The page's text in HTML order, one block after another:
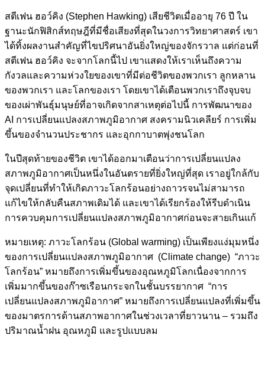
สตีเฟน ฮอว์คิง (Stephen Hawking) เสียชีวิตเมื่ออายุ 76 ปี ใน
ฐานะนักฟิสิกส์ทฤษฎีที่มีชื่อเสียงที่สุดในวงการวิทยาศาสตร์ เขา
ได้ทิ้งผลงานสำคัญที่ไขปริศนาอันยิ่งใหญ่ของจักรวาล แต่ก่อนที่
สตีเฟน ฮอว์คิง จะจากโลกนี้ไป เขาแสดงให้เราเห็นถึงความ
กังวลและความห่วงใยของเขาที่มีต่อชีวิตของพวกเรา ลูกหลาน
ของพวกเรา และโลกของเรา โดยเขาได้เตือนพวกเราถึงจุบจบ
ของเผ่าพันธุ์มนุษย์ที่อาจเกิดจากสาเหตุต่อไปนี้ การพัฒนาของ
AI การเปลี่ยนแปลงสภาพภูมิอากาศ สงครามนิวเคลียร์ การเพิ่ม
ขึ้นของจำนวนประชากร และอุกกาบาตพุ่งชนโลก
ในปีสุดท้ายของชีวิต เขาได้ออกมาเตือนว่าการเปลี่ยนแปลง
สภาพภูมิอากาศเป็นหนึ่งในอันตรายที่ยิ่งใหญ่ที่สุด เราอยู่ใกล้กับ
จุดเปลี่ยนที่ทำให้เกิดภาวะโลกร้อนอย่างถาวรจนไม่สามารถ
แก้ไขให้กลับคืนสภาพเดิมได้ และเขาได้เรียกร้องให้รีบดำเนิน
การควบคุมการเปลี่ยนแปลงสภาพภูมิอากาศก่อนจะสายเกินแก้
หมายเหตุ: ภาวะโลกร้อน (Global warming) เป็นเพียงแง่มุมหนึ่ง
ของการเปลี่ยนแปลงสภาพภูมิอากาศ (Climate change) “ภาวะ
โลกร้อน” หมายถึงการเพิ่มขึ้นของอุณหภูมิโลกเนื่องจากการ
เพิ่มมากขึ้นของก๊าซเรือนกระจกในชั้นบรรยากาศ “การ
เปลี่ยนแปลงสภาพภูมิอากาศ” หมายถึงการเปลี่ยนแปลงที่เพิ่มขึ้น
ของมาตรการด้านสภาพอากาศในช่วงเวลาที่ยาวนาน – รวมถึง
ปริมาณน้ำฝน อุณหภูมิ และรูปแบบลม